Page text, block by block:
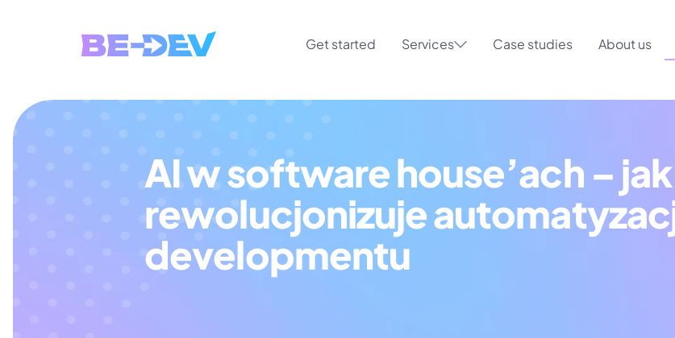
Get started Services About us
Case studies
AI w software house’ach –
rewolucjonizuje
developmentu